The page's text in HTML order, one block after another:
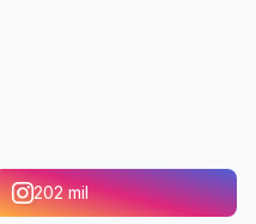
202 mil